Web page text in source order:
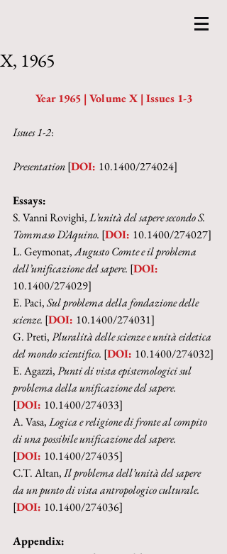
X, 1965
Year 1965 | Volume X | Issues 1-3
Issues 1-2:
Presentation [DOI: 10.1400/274024]
Essays:
S. Vanni Rovighi, L’unità del sapere secondo S.
Tommaso D’Aquino. [DOI: 10.1400/274027]
L. Geymonat, Augusto Comte e il problema
dell’unificazione del sapere. [DOI:
10.1400/274029]
E. Paci, Sul problema della fondazione delle
scienze. [DOI: 10.1400/274031]
G. Preti, Pluralità delle scienze e unità eidetica
del mondo scientifico. [DOI: 10.1400/274032]
E. Agazzi, Punti di vista epistemologici sul
problema della unificazione del sapere.
[DOI: 10.1400/274033]
A. Vasa, Logica e religione di fronte al compito
di una possibile unificazione del sapere.
[DOI: 10.1400/274035]
C.T. Altan, Il problema dell’unità del sapere
da un punto di vista antropologico culturale.
[DOI: 10.1400/274036]
Appendix: